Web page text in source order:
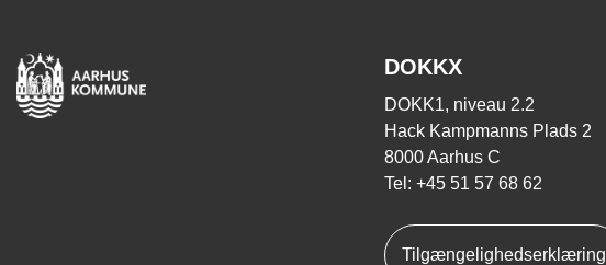
DOKKX
DOKK1, niveau 2.2
Hack Kampmanns Plads 2
8000 Aarhus C
Tel: +45 51 57 68 62
Tilgængelighedserklæring